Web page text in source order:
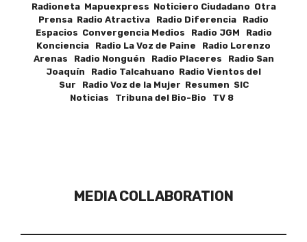
Radioneta Mapuexpress Noticiero Ciudadano Otra
Prensa Radio Atractiva Radio Diferencia Radio
Espacios Convergencia Medios Radio JGM Radio
Konciencia Radio La Voz de Paine Radio Lorenzo
Arenas Radio Nonguén Radio Placeres Radio San
Joaquín Radio Talcahuano Radio Vientos del
Sur Radio Voz de la Mujer Resumen SIC
Noticias Tribuna del Bio-Bio TV 8
MEDIA COLLABORATION